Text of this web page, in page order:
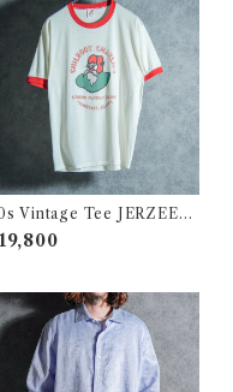
Vintage Tee JERZEES
CHARLIE'S"
ンテージ Tシャツ チルク